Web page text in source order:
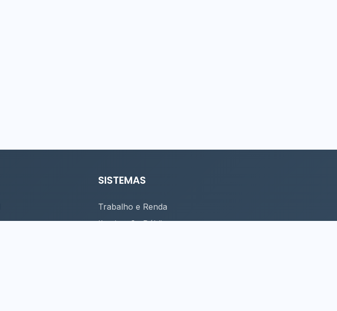
SISTEMAS
Trabalho e Renda
Iluminação Pública